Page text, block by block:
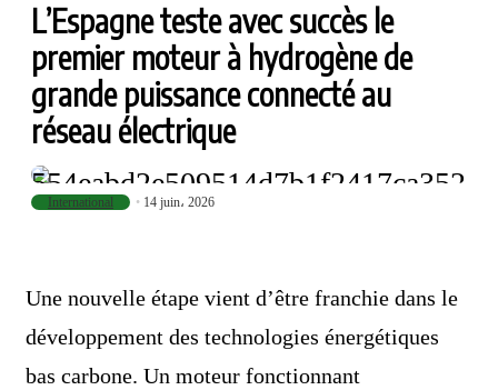
L’Espagne teste avec succès le
premier moteur à hydrogène de
grande puissance connecté au
réseau électrique
International 14 juin، 2026
Une nouvelle étape vient d’être franchie dans le
développement des technologies énergétiques
bas carbone. Un moteur fonctionnant